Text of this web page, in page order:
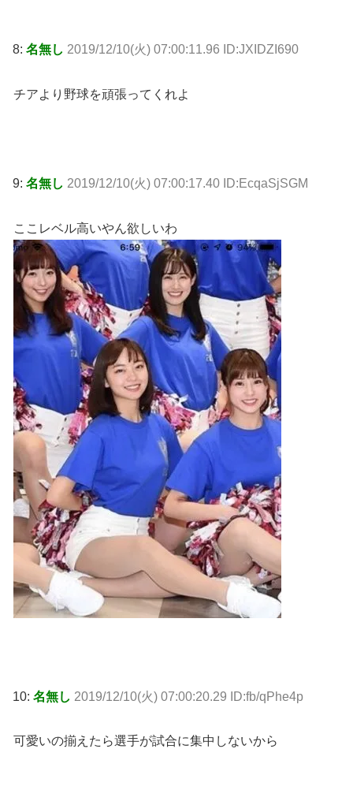
8: 名無し 2019/12/10(火) 07:00:11.96 ID:JXIDZI690
チアより野球を頑張ってくれよ
9: 名無し 2019/12/10(火) 07:00:17.40 ID:EcqaSjSGM
ここレベル高いやん欲しいわ
10: 名無し 2019/12/10(火) 07:00:20.29 ID:fb/qPhe4p
可愛いの揃えたら選手が試合に集中しないから